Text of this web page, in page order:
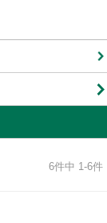
6件中 1-6件